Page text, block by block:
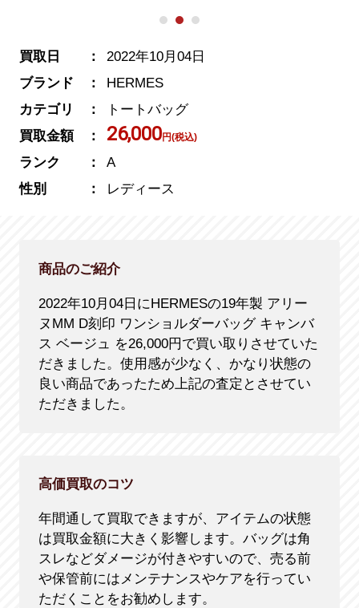
買取日
2022年10月04日
ブランド
HERMES
カテゴリ
トートバッグ
買取金額
26,000円(税込)
ランク
A
性別
レディース
商品のご紹介
2022年10月04日にHERMESの19年製 アリー
ヌMM D刻印 ワンショルダーバッグ キャンバ
ス ベージュ を26,000円で買い取りさせていた
だきました。使用感が少なく、かなり状態の
良い商品であったため上記の査定とさせてい
ただきました。
高価買取のコツ
年間通して買取できますが、アイテムの状態
は買取金額に大きく影響します。バッグは角
スレなどダメージが付きやすいので、売る前
や保管前にはメンテナンスやケアを行ってい
ただくことをお勧めします。